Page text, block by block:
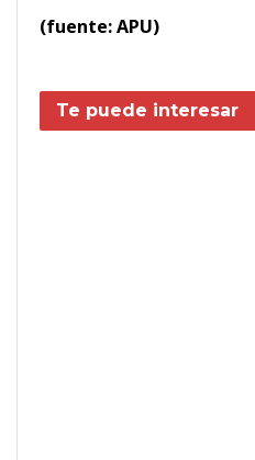
(fuente: APU)
Te puede interesar